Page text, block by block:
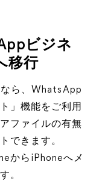
ビジネ
移行
ら、WhatsApp
」機能をご利用
ファイルの有無
できます。
からiPhoneへメ
。